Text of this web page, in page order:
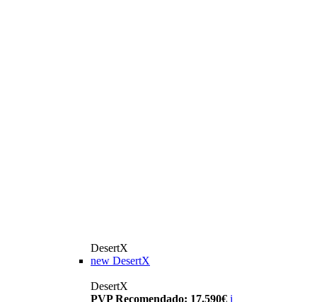
DesertX
new DesertX
DesertX
PVP Recomendado: 17.590€ i